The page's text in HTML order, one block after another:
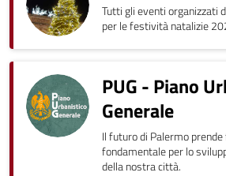
Tutti gli eventi organizzati
per le festività natalizie
PUG - Piano
Generale
Il futuro di Palermo
fondamentale per lo
della nostra città.